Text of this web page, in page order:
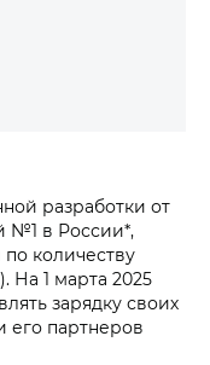
разработки от
№1 в России*,
количеству
На 1 марта 2025
зарядку своих
его партнеров